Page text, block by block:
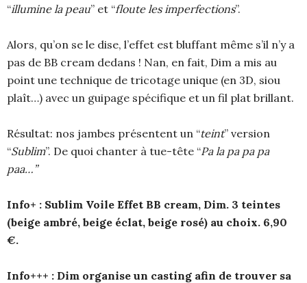
“illumine la peau” et “floute les imperfections”.
Alors, qu’on se le dise, l’effet est bluffant même s’il n’y a
pas de BB cream dedans ! Nan, en fait, Dim a mis au
point une technique de tricotage unique (en 3D, siou
plaît…) avec un guipage spécifique et un fil plat brillant.
Résultat: nos jambes présentent un “teint” version
“Sublim”. De quoi chanter à tue-tête “Pa la pa pa pa
paa… ”
Info+ : Sublim Voile Effet BB cream, Dim. 3 teintes
(beige ambré, beige éclat, beige rosé) au choix. 6,90
€.
Info+++ : Dim organise un casting afin de trouver sa